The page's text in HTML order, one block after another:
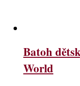
Batoh
World